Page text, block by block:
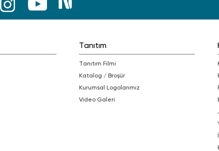
Tanıtım
Tanıtım Filmi
Katalog / Broşür
Kurumsal Logolarımız
Video Galeri